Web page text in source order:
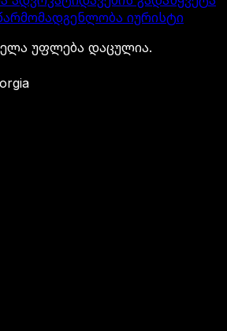
იურისტი
უფლება დაცულია.